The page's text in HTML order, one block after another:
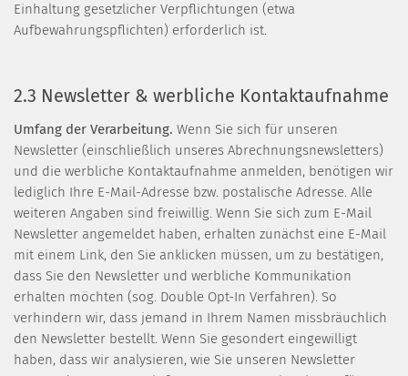
Einhaltung gesetzlicher Verpflichtungen (etwa
Aufbewahrungspflichten) erforderlich ist.
2.3 Newsletter & werbliche Kontaktaufnahme
Umfang der Verarbeitung. Wenn Sie sich für unseren
Newsletter (einschließlich unseres Abrechnungsnewsletters)
und die werbliche Kontaktaufnahme anmelden, benötigen wir
lediglich Ihre E-Mail-Adresse bzw. postalische Adresse. Alle
weiteren Angaben sind freiwillig. Wenn Sie sich zum E-Mail
Newsletter angemeldet haben, erhalten zunächst eine E-Mail
mit einem Link, den Sie anklicken müssen, um zu bestätigen,
dass Sie den Newsletter und werbliche Kommunikation
erhalten möchten (sog. Double Opt-In Verfahren). So
verhindern wir, dass jemand in Ihrem Namen missbräuchlich
den Newsletter bestellt. Wenn Sie gesondert eingewilligt
haben, dass wir analysieren, wie Sie unseren Newsletter